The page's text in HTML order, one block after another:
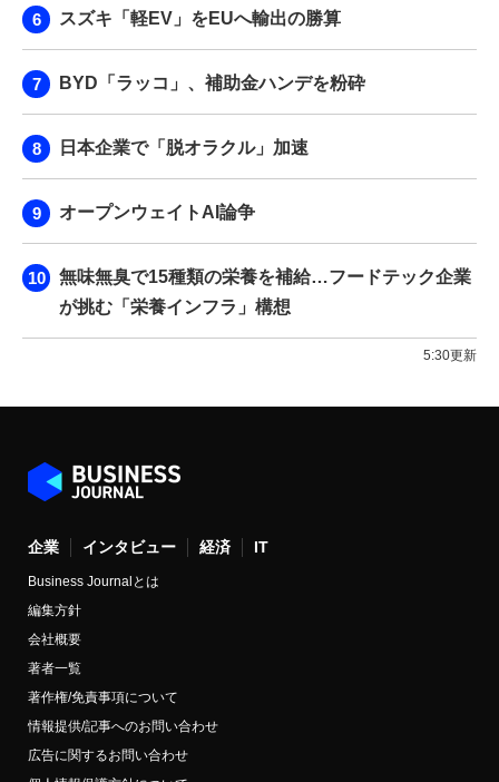
スズキ「軽EV」をEUへ輸出の勝算
BYD「ラッコ」、補助金ハンデを粉砕
日本企業で「脱オラクル」加速
オープンウェイトAI論争
無味無臭で15種類の栄養を補給…フードテック企業
が挑む「栄養インフラ」構想
5:30更新
企業 インタビュー 経済 IT
Business Journalとは
編集方針
会社概要
著者一覧
著作権/免責事項について
情報提供/記事へのお問い合わせ
広告に関するお問い合わせ